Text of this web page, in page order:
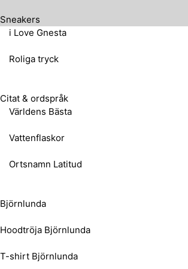
Sneakers
i Love Gnesta
Roliga tryck
Citat & ordspråk
Världens Bästa
Vattenflaskor
Ortsnamn Latitud
Björnlunda
Hoodtröja Björnlunda
T-shirt Björnlunda